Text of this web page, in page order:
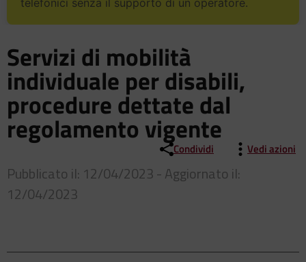
telefonici senza il supporto di un operatore.
Servizi di mobilità
individuale per disabili,
procedure dettate dal
regolamento vigente
Condividi Vedi azioni
Pubblicato il: 12/04/2023 - Aggiornato il:
12/04/2023